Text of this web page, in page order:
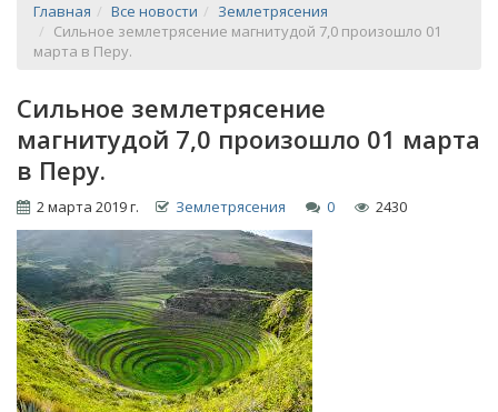
Главная Все новости
Землетрясения
Сильное землетрясение магнитудой 7,0 произошло 01
марта в Перу.
Сильное землетрясение
магнитудой 7,0 произошло 01 марта
в Перу.
2 марта 2019 г. Землетрясения 0 2430